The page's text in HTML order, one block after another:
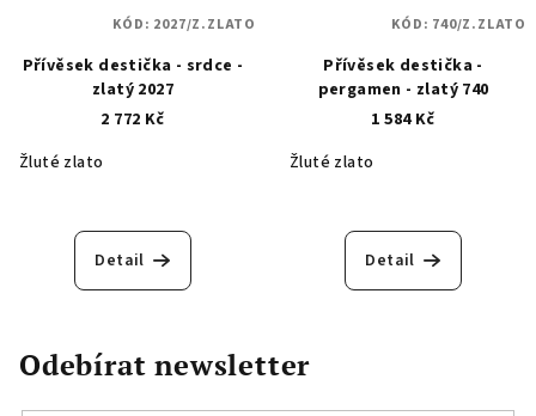
Přívěsek destička - srdce -
zlatý 2027
2 772 Kč
Žluté zlato
Detail
KÓD: 2027/Z.ZLATO
Přívěsek destička -
pergamen - zlatý 740
1 584 Kč
Žluté zlato
Detail
KÓD: 740/Z.ZLATO
Odebírat newsletter